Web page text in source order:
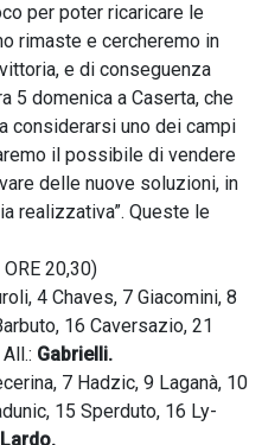
per poter ricaricare le
rimaste e cercheremo in
e di conseguenza
5 domenica a Caserta, che
considerarsi uno dei campi
il possibile di vendere
delle nuove soluzioni, in
realizzativa”. Queste le
20,30)
4 Chaves, 7 Giacomini, 8
16 Caversazio, 21
Gabrielli.
7 Hadzic, 9 Laganà, 10
15 Sperduto, 16 Ly-
Lardo.